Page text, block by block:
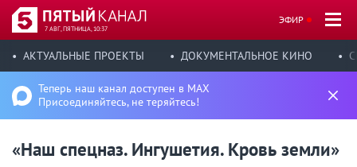
7 АВГ, ПЯТНИЦА, 10:37
ЭФИР
АКТУАЛЬНЫЕ ПРОЕКТЫ ДОКУМЕНТАЛЬНОЕ КИНО
Теперь наш канал доступен в MAX
Присоединяйтесь, не теряйтесь!
«Наш спецназ. Ингушетия. Кровь земли»